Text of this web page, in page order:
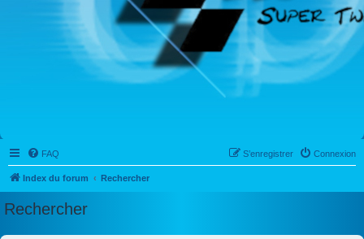
FAQ Connexion
S’enregistrer
Index du forum Rechercher
Rechercher